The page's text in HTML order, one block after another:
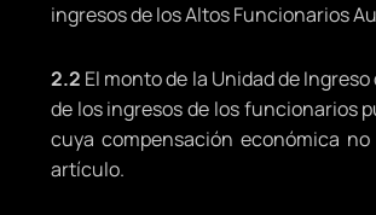
ingresos de los Altos Funcionarios
2.2 El monto de la Unidad de
de los ingresos de los funcionarios
cuya compensación económica
artículo.